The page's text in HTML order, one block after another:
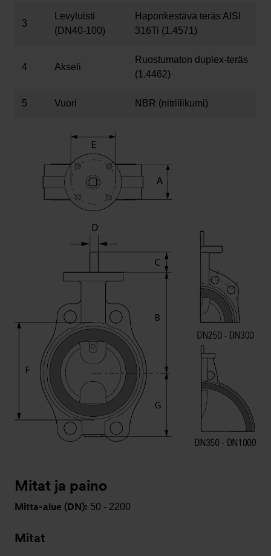
3
Levyluisti
(DN40-100)
Haponkestävä teräs AISI
316Ti (1.4571)
4 Akseli
Ruostumaton duplex-teräs
(1.4462)
5 Vuori NBR (nitriilikumi)
Mitat ja paino
Mitta-alue (DN): 50 - 2200
Mitat